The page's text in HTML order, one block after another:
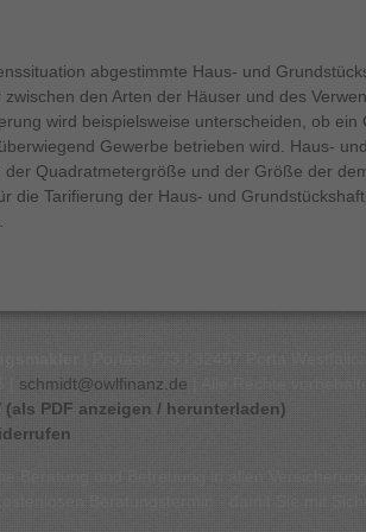
abgestimmte Haus- und
den Arten der Häuser und des
wird beispielsweise unterscheiden, ob ein
Gewerbe betrieben wird. Haus-
Quadratmetergröße und der Größe der
die Tarifierung der Haus- und
| schmidt@owlfinanz.de | Alle Rechte
PDF anzeigen / herunterladen)
Beratungstermin - damit Sie mit